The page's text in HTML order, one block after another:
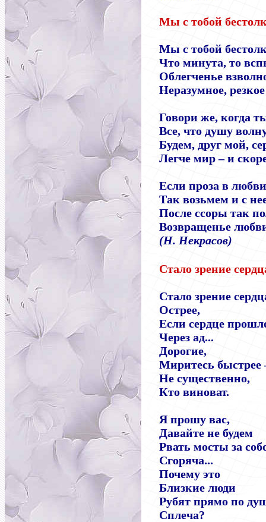
Мы с тобой
Мы с тобой
Что минута, то
Облегченье
Неразумное,
Говори же, когда
Все, что душу
Будем, друг мой,
Легче мир–и
Если проза в
Так возьмем и с
После ссоры так
Возвращенье
(Н. Некрасов)
Стало зрение
Стало зрение
Острее,
Если сердце
Через ад...
Дорогие,
Миритесь
Не существенно,
Кто виноват.
Я прошу вас,
Давайте не будем
Рвать мосты за
Сгоряча...
Почему это
Близкие люди
Рубят прямо по
Сплеча?